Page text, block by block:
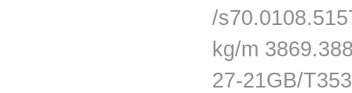
/
kg/m
27-21GB/